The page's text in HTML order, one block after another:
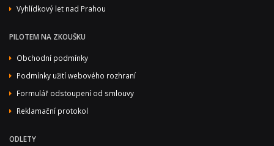
Vyhlídkový let nad Prahou
PILOTEM NA ZKOUŠKU
Obchodní podmínky
Podmínky užití webového rozhraní
Formulář odstoupení od smlouvy
Reklamační protokol
ODLETY